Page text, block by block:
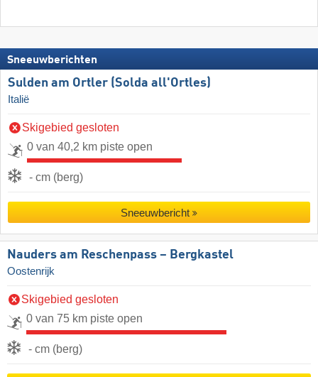
Sneeuwberichten
Sulden am Ortler (Solda all'Ortles)
Italië
Skigebied gesloten
0 van 40,2 km piste open
- cm (berg)
Sneeuwbericht
Nauders am Reschenpass – Bergkastel
Oostenrijk
Skigebied gesloten
0 van 75 km piste open
- cm (berg)